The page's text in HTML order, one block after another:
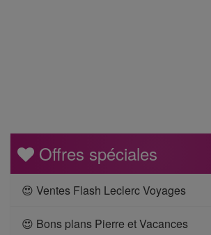
Offres spéciales
😍 Ventes Flash Leclerc Voyages
😍 Bons plans Pierre et Vacances